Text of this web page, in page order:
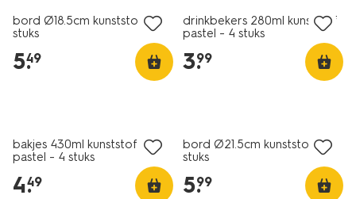
onderweg/kamperen/campingservies/bord-
21.5cm-
kunststof-
Products
bord Ø18.5cm kunststof - 4
stuks
5.
49
drinkbekers 280ml kunststof
pastel - 4 stuks
3.
99
bakjes 430ml kunststof
pastel - 4 stuks
4.
49
bord Ø21.5cm kunststof - 4
stuks
5.
99